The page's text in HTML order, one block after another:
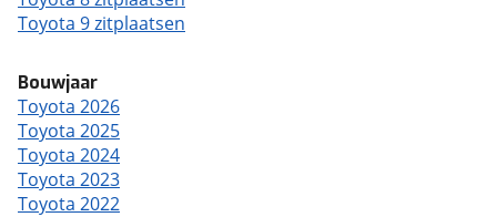
Toyota 9 zitplaatsen
Bouwjaar
Toyota 2026
Toyota 2025
Toyota 2024
Toyota 2023
Toyota 2022